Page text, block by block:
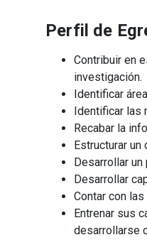
Perfil de
Contribuir en
investigación.
Identificar
Identificar
Recabar la
Estructurar
Desarrollar
Desarrollar
Contar con
Entrenar sus
desarrollarse